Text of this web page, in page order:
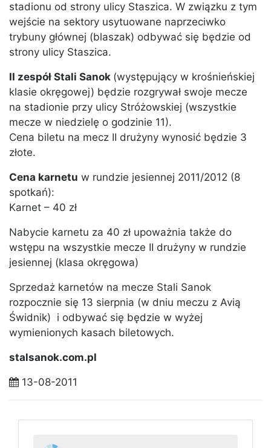
stadionu od strony ulicy Staszica. W związku z tym
wejście na sektory usytuowane naprzeciwko
trybuny głównej (blaszak) odbywać się będzie od
strony ulicy Staszica.
II zespół Stali Sanok (występujący w krośnieńskiej
klasie okręgowej) będzie rozgrywał swoje mecze
na stadionie przy ulicy Stróżowskiej (wszystkie
mecze w niedzielę o godzinie 11).
Cena biletu na mecz II drużyny wynosić będzie 3
złote.
Cena karnetu w rundzie jesiennej 2011/2012 (8
spotkań):
Karnet – 40 zł
Nabycie karnetu za 40 zł upoważnia także do
wstępu na wszystkie mecze II drużyny w rundzie
jesiennej (klasa okręgowa)
Sprzedaż karnetów na mecze Stali Sanok
rozpocznie się 13 sierpnia (w dniu meczu z Avią
Świdnik) i odbywać się będzie w wyżej
wymienionych kasach biletowych.
stalsanok.com.pl
13-08-2011